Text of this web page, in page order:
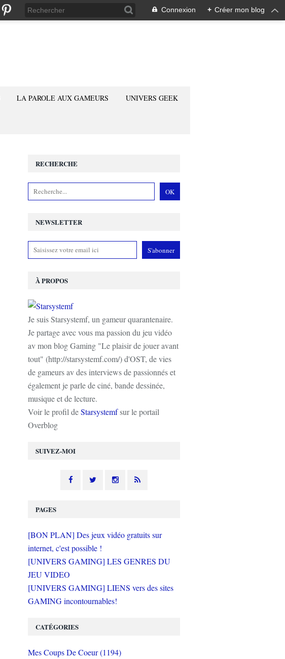
Connexion + Créer mon blog
LA PAROLE AUX GAMEURS UNIVERS GEEK
NEWSLETTER
SUIVEZ-MOI
RECHERCHE
À PROPOS
Je suis Starsystemf, un gameur quarantenaire.
Je partage avec vous ma passion du jeu vidéo
av mon blog Gaming "Le plaisir de jouer avant
tout" (http://starsystemf.com/) d'OST, de vies
de gameurs av des interviews de passionnés et
également je parle de ciné, bande dessinée,
musique et de lecture.
Voir le profil deStarsystemfsur le portail
Overblog
PAGES
[BON PLAN] Des jeux vidéo gratuits sur
internet, c'est possible !
[UNIVERS GAMING] LES GENRES DU
JEU VIDEO
[UNIVERS GAMING] LIENS vers des sites
GAMING incontournables!
CATÉGORIES
Mes Coups De Coeur (1194)